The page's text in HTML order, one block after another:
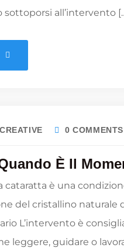
sottoporsi all’intervento
0 COMMENTS
È Il
cataratta è una
del cristallino
L’intervento è
leggere, guidare o